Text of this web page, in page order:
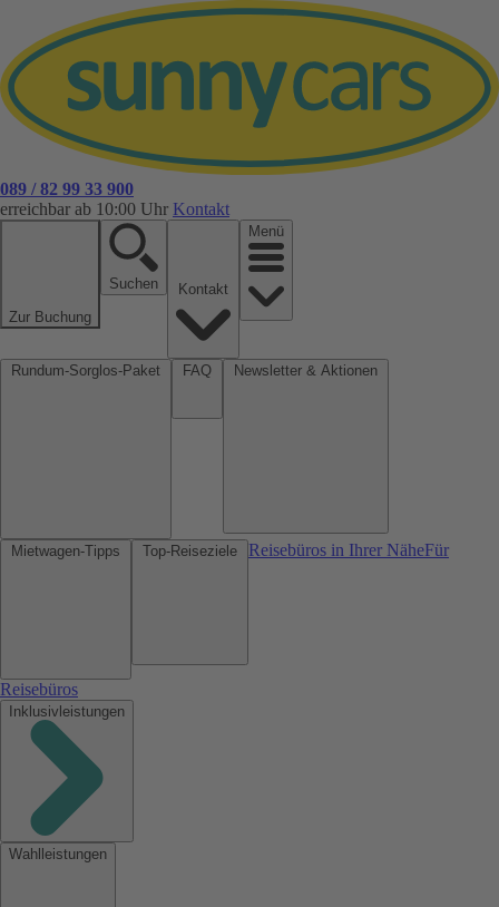
089 / 82 99 33 900
erreichbar ab 10:00 Uhr Kontakt
Zur Buchung
Suchen
Menü
Reisebüros in Ihrer NäheFür
Reisebüros
Inklusivleistungen
Wahlleistungen